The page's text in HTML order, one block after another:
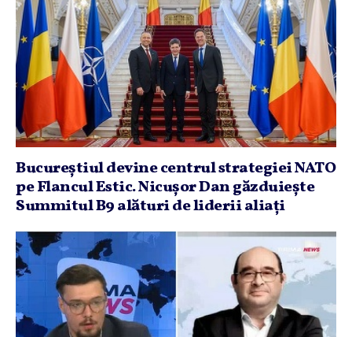
Bucureştiul devine centrul strategiei NATO
pe Flancul Estic. Nicuşor Dan găzduieşte
Summitul B9 alături de liderii aliaţi